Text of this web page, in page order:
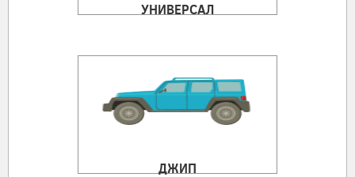
УНИВЕРСАЛ
ДЖИП